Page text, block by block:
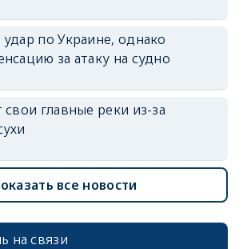
по Украине, однако
за атаку на судно
свои главные реки из-за
все новости
на связи